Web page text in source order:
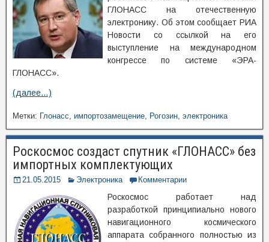
ГЛОНАСС на отечественную
электронику. Об этом сообщает РИА
Новости со ссылкой на его
выступление на международном
конгрессе по системе «ЭРА-
ГЛОНАСС».
(далее…)
Метки: Глонасс, импортозамещение, Рогозин, электроника
Роскосмос создаст спутник «ГЛОНАСС» без
импортных комплектующих
21.05.2015 Электроника Комментарии
Роскосмос работает над
разработкой принципиально нового
навигационного космического
аппарата собранного полностью из